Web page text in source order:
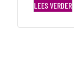
LEES VERDER